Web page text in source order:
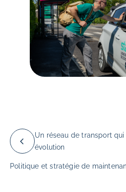
Un réseau de transport
évolution
Politique et stratégie de